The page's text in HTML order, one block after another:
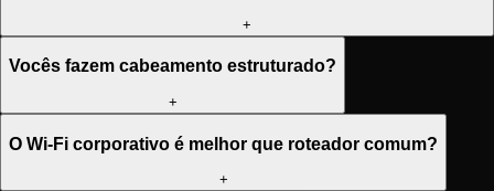
+
Vocês fazem cabeamento estruturado?
+
O Wi-Fi corporativo é melhor que roteador comum?
+